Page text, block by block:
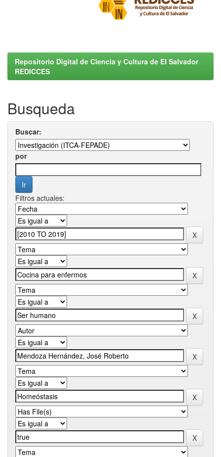
Repositorio Digital de Ciencia y Cultura de El Salvador
REDICCES
Busqueda
Buscar:
por
Filtros actuales: